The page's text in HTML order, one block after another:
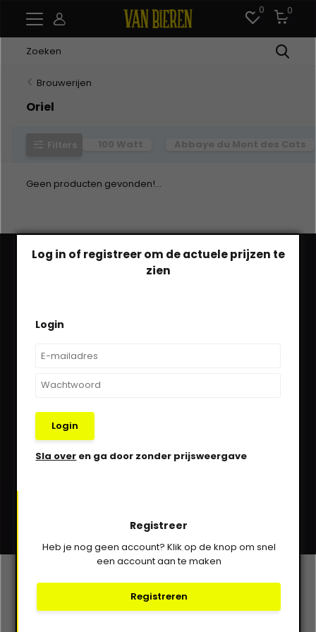
0 0
Log in of registreer om de actuele prijzen te
zien
Login
Login
Sla over en ga door zonder prijsweergave
Registreer
Heb je nog geen account? Klik op de knop om snel
een account aan te maken
Registreren
Brouwerijen
Oriel
Geen producten gevonden!...
We helpen je graag via Whatsapp!
Kom in contact!
030-6332929
verkoop@vanbieren.nl
* Lees hier de wettelijke beperkingen
Klantenservice